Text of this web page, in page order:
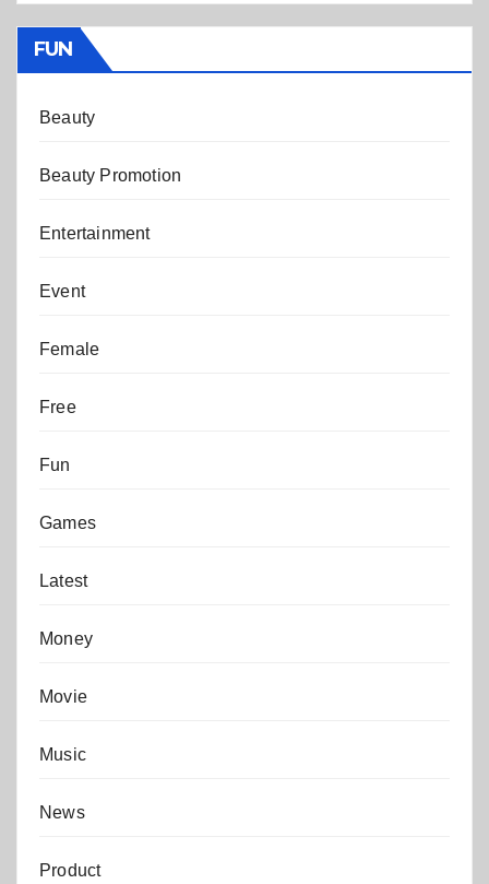
FUN
Beauty
Beauty Promotion
Entertainment
Event
Female
Free
Fun
Games
Latest
Money
Movie
Music
News
Product